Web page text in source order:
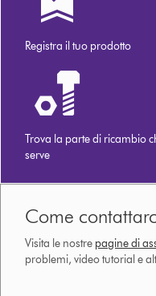
Registra il tuo prodotto
Trova la parte di ricambio
serve
Come
Visita le nostre pagine di
problemi, video tutorial e